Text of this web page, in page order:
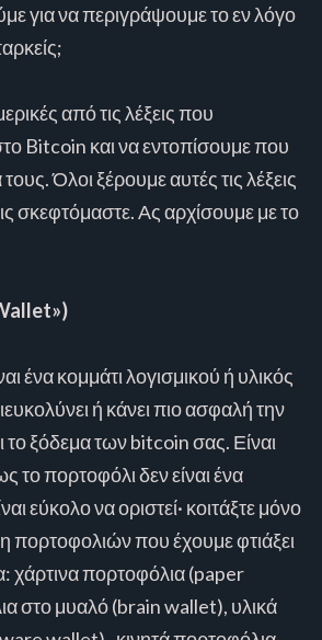
για να περιγράψουμε το εν λόγο
από τις λέξεις που
Bitcoin και να εντοπίσουμε που
Όλοι ξέρουμε αυτές τις λέξεις
σκεφτόμαστε. Ας αρχίσουμε με το
ένα κομμάτι λογισμικού ή υλικός
ή κάνει πιο ασφαλή την
ξόδεμα των bitcoin σας. Είναι
το πορτοφόλι δεν είναι ένα
εύκολο να οριστεί· κοιτάξτε μόνο
πορτοφολιών που έχουμε φτιάξει
χάρτινα πορτοφόλια (paper
στο μυαλό (brain wallet), υλικά